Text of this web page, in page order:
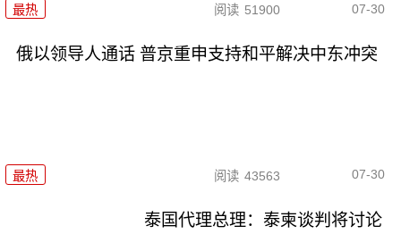
最热 阅读 51900 07-30
俄以领导人通话 普京重申支持和平解决中东冲突
最热 阅读 43563 07-30
泰国代理总理：泰柬谈判将讨论